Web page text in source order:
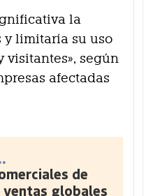
la
limitaría su uso
visitantes», según
afectadas
de
globales